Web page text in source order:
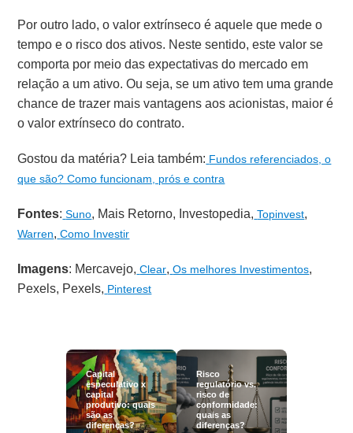
Por outro lado, o valor extrínseco é aquele que mede o
tempo e o risco dos ativos. Neste sentido, este valor se
comporta por meio das expectativas do mercado em
relação a um ativo. Ou seja, se um ativo tem uma grande
chance de trazer mais vantagens aos acionistas, maior é
o valor extrínseco do contrato.
Gostou da matéria? Leia também: Fundos referenciados, o
que são? Como funcionam, prós e contra
Fontes: Suno, Mais Retorno, Investopedia, Topinvest,
Warren, Como Investir
Imagens: Mercavejo, Clear, Os melhores Investimentos,
Pexels, Pexels, Pinterest
Capital
especulativo x
capital
produtivo: quais
são as
diferenças?
Risco
regulatório vs.
risco de
conformidade:
quais as
diferenças?